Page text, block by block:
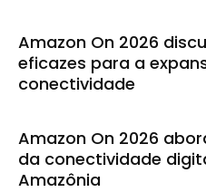
Amazon On 2026
eficazes para a
conectividade
Amazon On 2026
da conectividade
Amazônia